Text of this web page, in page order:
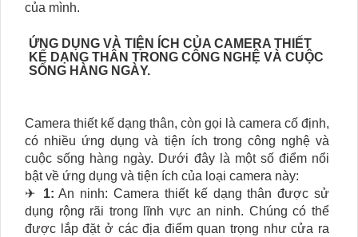
của mình.
ỨNG DỤNG VÀ TIỆN ÍCH CỦA CAMERA THIẾT
KẾ DẠNG THÂN TRONG CÔNG NGHỆ VÀ CUỘC
SỐNG HÀNG NGÀY.
Camera thiết kế dạng thân, còn gọi là camera cố định,
có nhiều ứng dụng và tiện ích trong công nghệ và
cuộc sống hàng ngày. Dưới đây là một số điểm nổi
bật về ứng dụng và tiện ích của loại camera này:
✈ 1: An ninh: Camera thiết kế dạng thân được sử
dụng rộng rãi trong lĩnh vực an ninh. Chúng có thể
được lắp đặt ở các địa điểm quan trọng như cửa ra